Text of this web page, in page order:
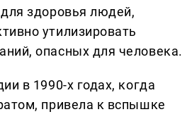
здоровья людей,
утилизировать
опасных для человека.
в 1990-х годах, когда
привела к вспышке